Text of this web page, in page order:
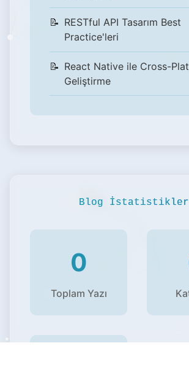
RESTful API Tasarım Best
Practice'leri
React Native ile Cross-
Geliştirme
Blog
0
Toplam Yazı